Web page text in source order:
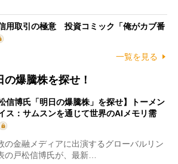
用取引の極意 投資コミック「俺がカブ番
一覧を見る
爆騰株を探せ！
松信博氏「明日の爆騰株」を探せ】トーメン
ス：サムスンを通じて世界のAIメモリ需
金融メディアに出演するグローバルリン
の戸松信博氏が、最新…